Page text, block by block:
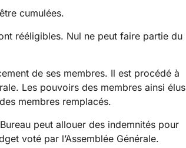
cumulées.
rééligibles. Nul ne peut faire partie du
de ses membres. Il est procédé à
Les pouvoirs des membres ainsi élus
membres remplacés.
peut allouer des indemnités pour
voté par l’Assemblée Générale.